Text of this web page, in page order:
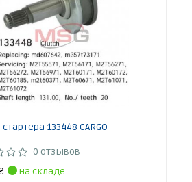
133448 CARGO
0 отзывов
на складе